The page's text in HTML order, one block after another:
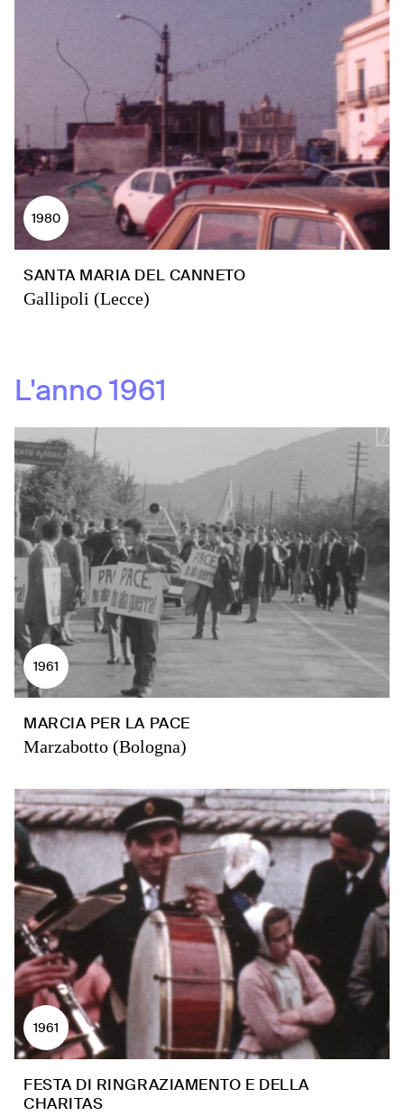
1980
SANTA MARIA DEL CANNETO
Gallipoli (Lecce)
L'anno1961
1961
MARCIA PER LA PACE
Marzabotto (Bologna)
1961
FESTA DI RINGRAZIAMENTO E DELLA
CHARITAS